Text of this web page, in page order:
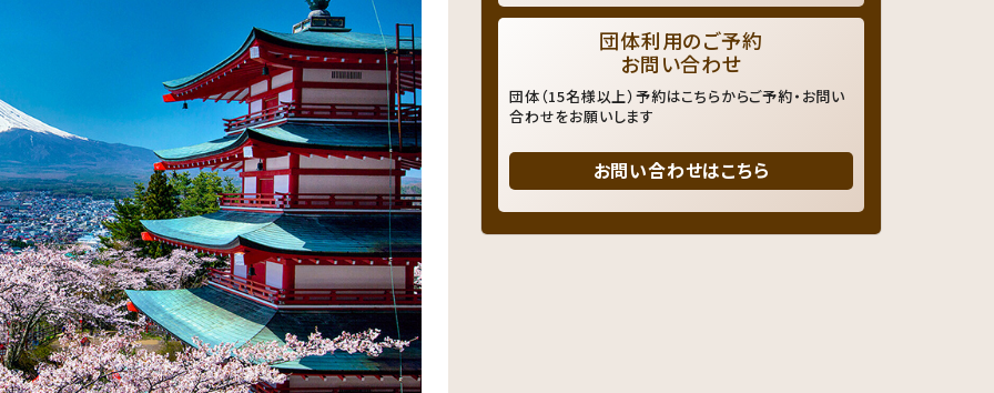
団体利用のご予約
お問い合わせ
団体（15名様以上）予約はこちらからご予約・お問い
合わせをお願いします
お問い合わせはこちら